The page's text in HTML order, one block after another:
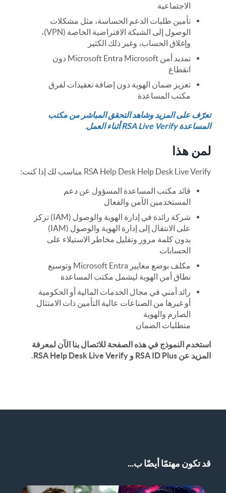
الاجتماعية
تأمين طلبات الدعم الحساسة، مثل مشكلات
الوصول إلى الشبكة الافتراضية الخاصة (VPN)،
وإغلاق الحساب، وغير ذلك الكثير
تمديد أمن Microsoft Entra Microsoft دون
انقطاع
تعزيز ضمان الهوية دون إضافة تعقيدات لفرق
مكتب المساعدة
تعرّف على المزيد وشاهد التحقق المباشر من مكتب
المساعدة RSA Live Verify أثناء العمل
.
لمن هذا
RSA Help Desk Help Desk Live Verify مناسب لك إذا كنت:
قائد مكتب المساعدة المسؤول عن دعم
المستخدمين الآمن والفعال
شركة رائدة في إدارة الهوية والوصول (IAM) تركز
على الانتقال إلى إدارة الهوية والوصول (IAM)
بدون كلمة مرور وتقليل مخاطر الاستيلاء على
الحسابات
مكلف بوضع معايير Microsoft Entra وتوسيع
نطاق أمن الهوية ليشمل مكتب المساعدة
رائد أمني في مجال الخدمات المالية أو الحكومية
أو غيرها من الصناعات عالية التأمين ذات الامتثال
الصارم والهوية
متطلبات الضمان
استخدم النموذج في هذه الصفحة للاتصال بنا الآن لمعرفة
المزيد عن RSA ID Plus و RSA Help Desk Live Verify.
قد تكون مهتمًا أيضًا ب...